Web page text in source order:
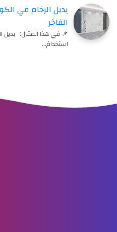
بديل الرخام في
الفاخر
📌 في هذا المقال: بديل
استخدامً…